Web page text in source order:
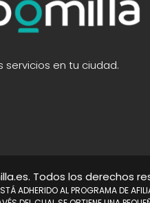
servicios en tu ciudad.
Todos los derechos
ADHERIDO AL PROGRAMA DE